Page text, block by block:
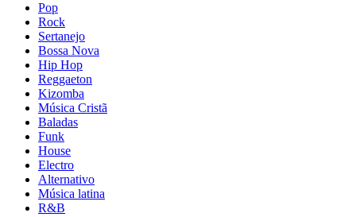
Pop
Rock
Sertanejo
Bossa Nova
Hip Hop
Reggaeton
Kizomba
Música Cristã
Baladas
Funk
House
Electro
Alternativo
Música latina
R&B